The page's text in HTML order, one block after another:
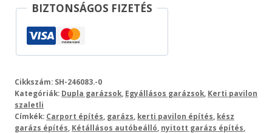
BIZTONSÁGOS FIZETÉS
Cikkszám: SH-246083.-0
Kategóriák: Dupla garázsok Egyállásos garázsok Kerti pavilon
szaletli
Címkék: Carport építés garázs kerti pavilon építés kész
garázs építés Kétállásos autóbeálló nyitott garázs építés